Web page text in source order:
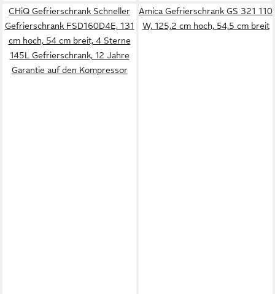
CHiQ Gefrierschrank Schneller
Gefrierschrank FSD160D4E, 131
cm hoch, 54 cm breit, 4 Sterne
145L Gefrierschrank, 12 Jahre
Garantie auf den Kompressor
Amica Gefrierschrank GS 321 110
W, 125,2 cm hoch, 54,5 cm breit